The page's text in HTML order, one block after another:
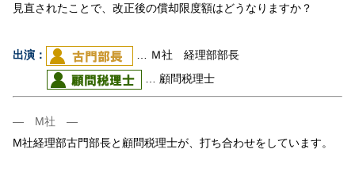
見直されたことで、改正後の償却限度額はどうなりますか？
出演：
… Ｍ社 経理部部長
… 顧問税理士
― M社 ―
M社経理部古門部長と顧問税理士が、打ち合わせをしています。